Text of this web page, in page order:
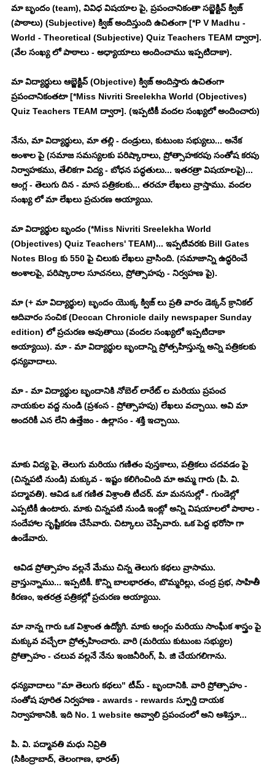
మా బృందం (team), వివిధ విషయాల పై, ప్రపంచానికంతా సబ్జెక్టివ్ క్విజ్
(పాఠాలు) (Subjective) క్విజ్ అందిస్తుంది ఉచితంగా [*P V Madhu -
World - Theoretical (Subjective) Quiz Teachers TEAM ద్వారా].
(వేల సంఖ్య లో పాఠాలు - అధ్యాయాలు అందించాము ఇప్పటిదాకా).
మా విద్యార్థులు ఆబ్జెక్టివ్ (Objective) క్విజ్ అందిస్తారు ఉచితంగా
ప్రపంచానికంతటా [*Miss Nivriti Sreelekha World (Objectives)
Quiz Teachers TEAM ద్వారా]. (ఇప్పటికీ వందల సంఖ్యలో అందించారు)
నేను, మా విద్యార్థులు, మా తల్లి - దండ్రులు, కుటుంబ సభ్యులు... అనేక
అంశాల పై (సమాజ సమస్యలకు పరిష్కారాలు, ప్రోత్సాహకరపు సంతోష కరపు
నిర్వాహకము, తేలికగా విద్య - బోధన పద్ధతులు... ఇతరత్రా విషయాలపై)...
ఆంగ్ల - తెలుగు దిన - మాస పత్రికలకు... తరచూ లేఖలు వ్రాస్తాము. వందల
సంఖ్య లో మా లేఖలు ప్రచురణ అయ్యాయి.
మా విద్యార్థుల బృందం (*Miss Nivriti Sreelekha World
(Objectives) Quiz Teachers' TEAM)... ఇప్పటివరకు Bill Gates
Notes Blog కు 550 పై చిలుకు లేఖలు వ్రాసింది. (సమాజాన్ని ఉద్ధరించే
అంశాలపై, పరిష్కారాల సూచనలు, ప్రోత్సాహపు - నిర్వహణ పై).
మా (+ మా విద్యార్థుల) బృందం యొక్క క్విజ్ లు ప్రతి వారం డెక్కన్ క్రానికల్
ఆదివారం సంచిక (Deccan Chronicle daily newspaper Sunday
edition) లో ప్రచురణ అవుతాయి (వందల సంఖ్యలో ఇప్పటిదాకా
అయ్యాయి). మా - మా విద్యార్థుల బృందాన్ని ప్రోత్సహిస్తున్న అన్ని పత్రికలకు
ధన్యవాదాలు.
మా - మా విద్యార్థుల బృందానికి నోబెల్ లారేట్ ల మరియు ప్రపంచ
నాయకుల వద్ద నుండి (ప్రశంస - ప్రోత్సాహపు) లేఖలు వచ్చాయి. అవి మా
అందరికీ ఎన లేని ఉత్తేజం - ఉల్లాసం - శక్తి ఇచ్చాయి.
మాకు విద్య పై, తెలుగు మరియు గణితం పుస్తకాలు, పత్రికలు చదవడం పై
(చిన్నపటి నుండి) మక్కువ - ఇష్టం కలిగించింది మా అమ్మ గారు (పి. వి.
పద్మావతి). ఆవిడ ఒక గణిత విశ్రాంతి టీచర్. మా మనసుల్లో - గుండెల్లో
ఎప్పటికీ ఉంటారు. మాకు చిన్నపటి నుండి ఇంట్లో అన్ని విషయాలలో పాఠాల -
సందేహాల సృష్టీకరణ చేసేవారు. చిట్కాలు చెప్పేవారు. ఒక పెద్ద భరోసా గా
ఉండేవారు.
ఆవిడ ప్రోత్సాహం వల్లనే మేము చిన్న తెలుగు కథలు వ్రాసాము.
వ్రాస్తున్నాము... ఇప్పటికీ. కొన్ని బాలభారతం, బొమ్మరిల్లు, చంద్ర ప్రభ, సాహితీ
కిరణం, ఇతరత్ర పత్రికల్లో ప్రచురణ అయ్యాయి.
మా నాన్న గారు ఒక విశ్రాంత ఉద్యోగి. మాకు ఆంగ్లం మరియు సాంఘీక శాస్త్రం పై
మక్కువ వచ్చేలా ప్రోత్సహించారు. వారి (మరియు కుటుంబ సభ్యుల)
ప్రోత్సాహం - చలువ వల్లనే నేను ఇంజనీరింగ్, పి. జి చేయగలిగాను.
ధన్యవాదాలు "మా తెలుగు కథలు" టీమ్ - బృందానికి. వారి ప్రోత్సాహం -
సంతోష పూరిత నిర్వహణ - awards - rewards స్ఫూర్తి దాయక
నిర్వాహకానికి. ఇది No. 1 website అవ్వాలి ప్రపంచంలో అని ఆశిస్తూ...
పి. వి. పద్మావతి మధు నివ్రితి
(సికింద్రాబాద్, తెలంగాణ, భారత్)